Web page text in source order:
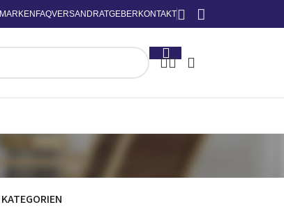
MARKEN FAQVERSAND RATGEBER KONTAKT
KATEGORIEN